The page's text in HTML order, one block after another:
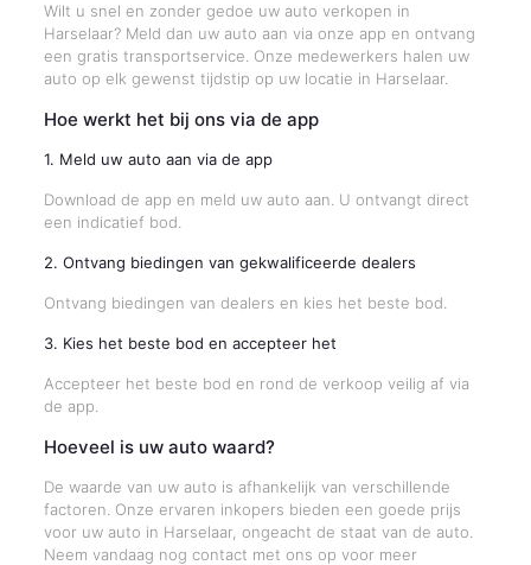
Wilt u snel en zonder gedoe uw auto verkopen in
Harselaar? Meld dan uw auto aan via onze app en ontvang
een gratis transportservice. Onze medewerkers halen uw
auto op elk gewenst tijdstip op uw locatie in Harselaar.
Hoe werkt het bij ons via de app
1. Meld uw auto aan via de app
Download de app en meld uw auto aan. U ontvangt direct
een indicatief bod.
2. Ontvang biedingen van gekwalificeerde dealers
Ontvang biedingen van dealers en kies het beste bod.
3. Kies het beste bod en accepteer het
Accepteer het beste bod en rond de verkoop veilig af via
de app.
Hoeveel is uw auto waard?
De waarde van uw auto is afhankelijk van verschillende
factoren. Onze ervaren inkopers bieden een goede prijs
voor uw auto in Harselaar, ongeacht de staat van de auto.
Neem vandaag nog contact met ons op voor meer